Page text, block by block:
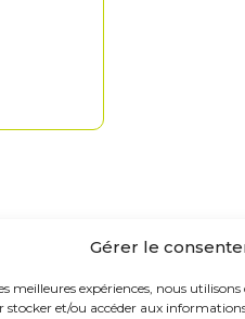
Gérer le
meilleures expériences, nous utilisons
stocker et/ou accéder aux